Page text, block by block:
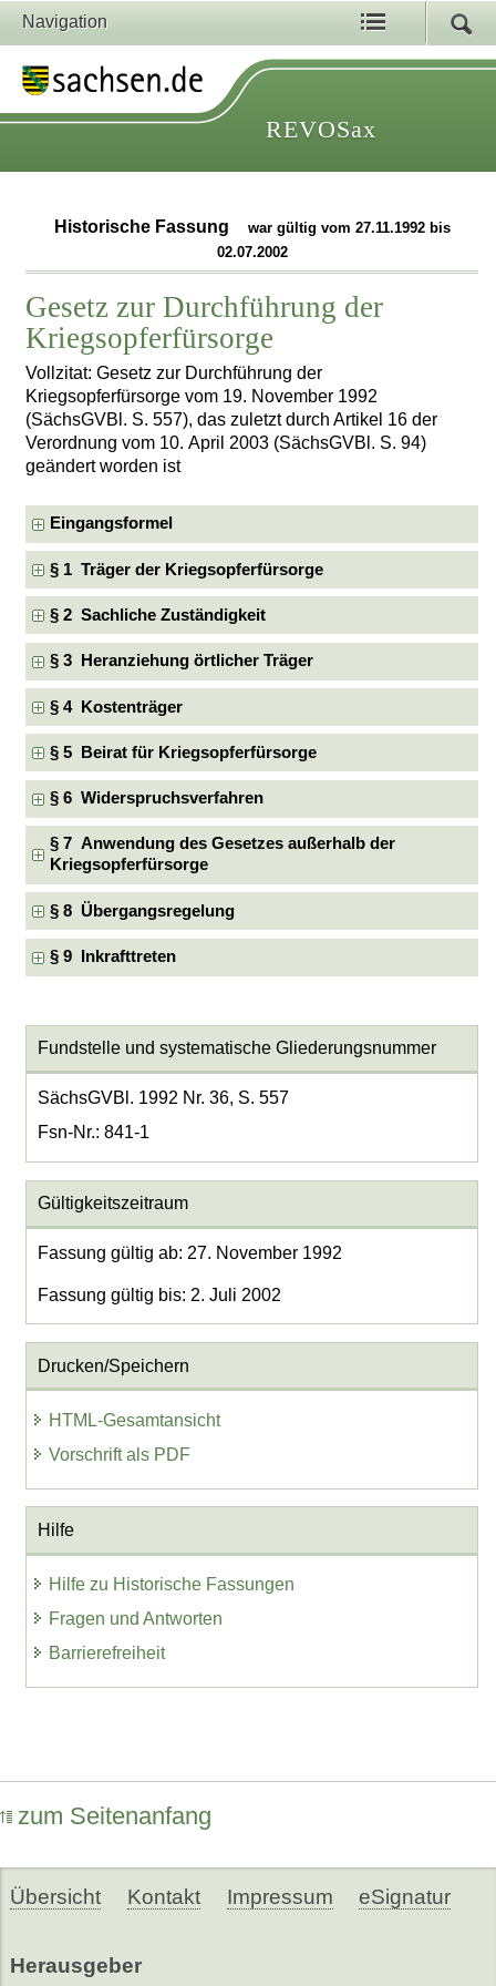
Navigation
REVOSax
Historische Fassung
war gültig vom 27.11.1992 bis
02.07.2002
Gesetz zur Durchführung der
Kriegsopferfürsorge
Vollzitat: Gesetz zur Durchführung der
Kriegsopferfürsorge vom 19. November 1992
(SächsGVBl. S. 557), das zuletzt durch Artikel 16 der
Verordnung vom 10. April 2003 (SächsGVBl. S. 94)
geändert worden ist
Eingangsformel
§ 1 Träger der Kriegsopferfürsorge
§ 2 Sachliche Zuständigkeit
§ 3 Heranziehung örtlicher Träger
§ 4 Kostenträger
§ 5 Beirat für Kriegsopferfürsorge
§ 6 Widerspruchsverfahren
§ 7 Anwendung des Gesetzes außerhalb der
Kriegsopferfürsorge
§ 8 Übergangsregelung
§ 9 Inkrafttreten
Fundstelle und systematische Gliederungsnummer
SächsGVBl. 1992 Nr. 36, S. 557
Fsn-Nr.: 841-1
Gültigkeitszeitraum
Fassung gültig ab: 27. November 1992
Fassung gültig bis: 2. Juli 2002
Drucken/Speichern
HTML-Gesamtansicht
Vorschrift als PDF
Hilfe
Hilfe zu Historische Fassungen
Fragen und Antworten
Barrierefreiheit
zum Seitenanfang
Übersicht Kontakt Impressum eSignatur
Herausgeber